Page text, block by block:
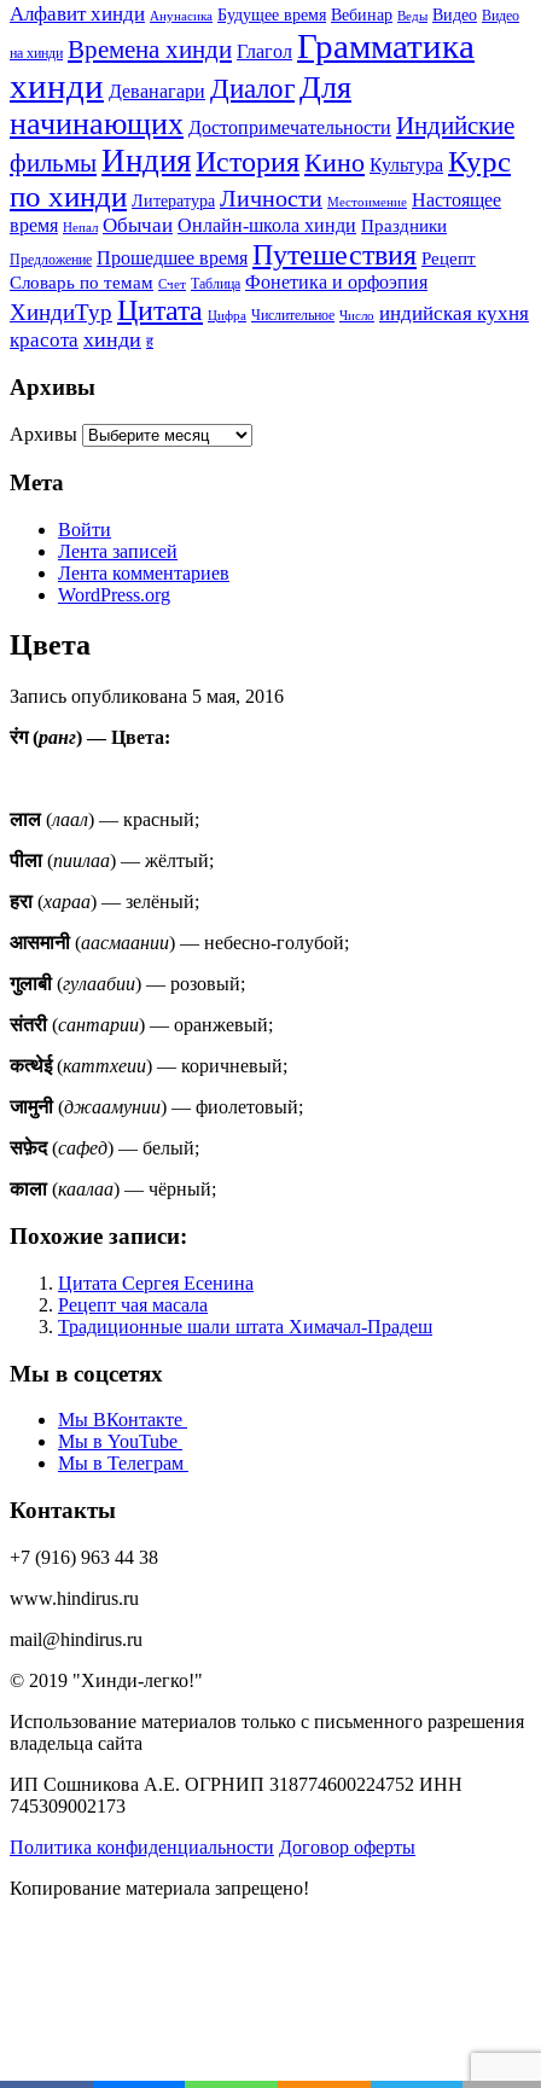
Алфавит хинди Анунасика Будущее время Вебинар Веды Видео Видео
на хинди Времена хинди Глагол Грамматика
хинди Деванагари Диалог Для
начинающих Достопримечательности Индийские
фильмыИндияИсторияКино Культура Курс
по хинди Литература Личности Местоимение Настоящее
время Непал Обычаи Онлайн-школа хинди Праздники
Предложение Прошедшее время Путешествия Рецепт
Словарь по темам Счет Таблица Фонетика и орфоэпия
ХиндиТур Цитата Цифра Числительное Число индийская кухня
красота хинди ह
Архивы
Архивы
Мета
Войти
Лента записей
Лента комментариев
WordPress.org
Цвета
Запись опубликована 5 мая, 2016
रंग (ранг) — Цвета:
लाल(лаал) — красный;
पीला(пиилаа) — жёлтый;
हरा(хараа) — зелёный;
आसमानी(аасмаании) — небесно-голубой;
गुलाबी(гулаабии) — розовый;
संतरी(сантарии) — оранжевый;
कत्थेई(каттхеии) — коричневый;
जामुनी(джаамунии) — фиолетовый;
सफ़ेद(сафед) — белый;
काला(каалаа) — чёрный;
Похожие записи:
Цитата Сергея Есенина
Рецепт чая масала
Традиционные шали штата Химачал-Прадеш
Мы в соцсетях
Мы ВКонтакте
Мы в YouTube
Мы в Телеграм
Контакты
+7 (916) 963 44 38
www.hindirus.ru
mail@hindirus.ru
© 2019 "Хинди-легко!"
Использование материалов только с письменного разрешения
владельца сайта
ИП Сошникова А.Е. ОГРНИП 318774600224752 ИНН
745309002173
Политика конфиденциальности Договор оферты
Копирование материала запрещено!